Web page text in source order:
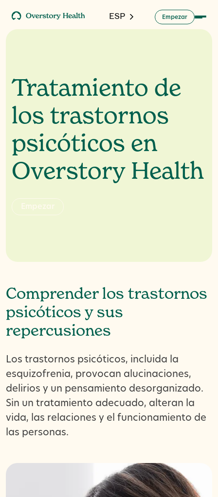
ESP Empezar
Tratamiento de
los trastornos
psicóticos en
Overstory Health
Empeza r
Comprender los trastornos
psicóticos y sus
repercusiones
Los trastornos psicóticos, incluida la
esquizofrenia, provocan alucinaciones,
delirios y un pensamiento desorganizado.
Sin un tratamiento adecuado, alteran la
vida, las relaciones y el funcionamiento de
las personas.